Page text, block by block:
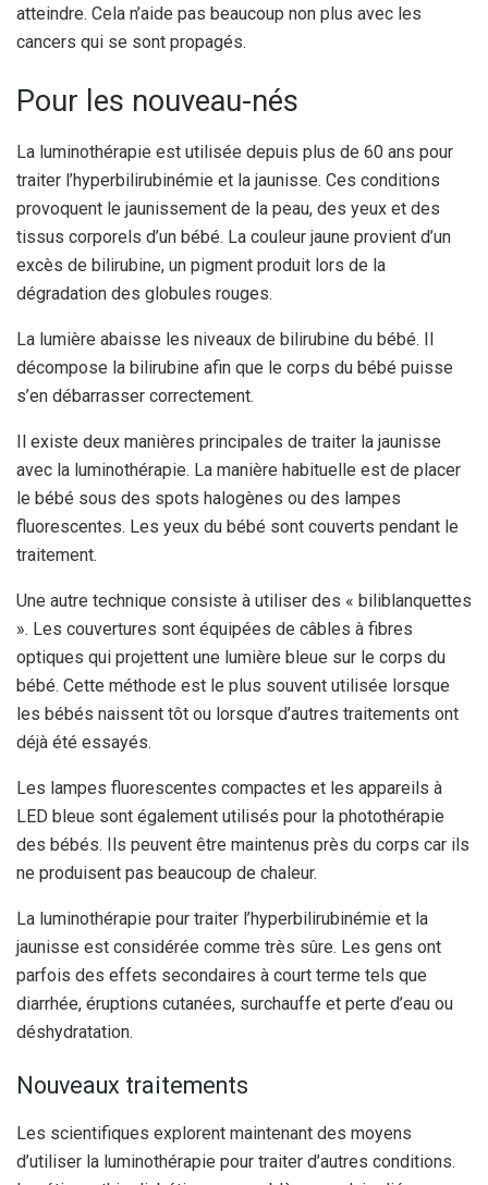
atteindre. Cela n’aide pas beaucoup non plus avec les
cancers qui se sont propagés.
Pour les nouveau-nés
La luminothérapie est utilisée depuis plus de 60 ans pour
traiter l’hyperbilirubinémie et la jaunisse. Ces conditions
provoquent le jaunissement de la peau, des yeux et des
tissus corporels d’un bébé. La couleur jaune provient d’un
excès de bilirubine, un pigment produit lors de la
dégradation des globules rouges.
La lumière abaisse les niveaux de bilirubine du bébé. Il
décompose la bilirubine afin que le corps du bébé puisse
s’en débarrasser correctement.
Il existe deux manières principales de traiter la jaunisse
avec la luminothérapie. La manière habituelle est de placer
le bébé sous des spots halogènes ou des lampes
fluorescentes. Les yeux du bébé sont couverts pendant le
traitement.
Une autre technique consiste à utiliser des « biliblanquettes
». Les couvertures sont équipées de câbles à fibres
optiques qui projettent une lumière bleue sur le corps du
bébé. Cette méthode est le plus souvent utilisée lorsque
les bébés naissent tôt ou lorsque d’autres traitements ont
déjà été essayés.
Les lampes fluorescentes compactes et les appareils à
LED bleue sont également utilisés pour la photothérapie
des bébés. Ils peuvent être maintenus près du corps car ils
ne produisent pas beaucoup de chaleur.
La luminothérapie pour traiter l’hyperbilirubinémie et la
jaunisse est considérée comme très sûre. Les gens ont
parfois des effets secondaires à court terme tels que
diarrhée, éruptions cutanées, surchauffe et perte d’eau ou
déshydratation.
Nouveaux traitements
Les scientifiques explorent maintenant des moyens
d’utiliser la luminothérapie pour traiter d’autres conditions.